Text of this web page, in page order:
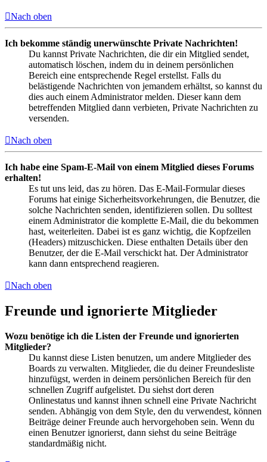
Nach oben
Ich bekomme ständig unerwünschte Private Nachrichten!
Du kannst Private Nachrichten, die dir ein Mitglied sendet,
automatisch löschen, indem du in deinem persönlichen
Bereich eine entsprechende Regel erstellst. Falls du
belästigende Nachrichten von jemandem erhältst, so kannst du
dies auch einem Administrator melden. Dieser kann dem
betreffenden Mitglied dann verbieten, Private Nachrichten zu
versenden.
Nach oben
Ich habe eine Spam-E-Mail von einem Mitglied dieses Forums
erhalten!
Es tut uns leid, das zu hören. Das E-Mail-Formular dieses
Forums hat einige Sicherheitsvorkehrungen, die Benutzer, die
solche Nachrichten senden, identifizieren sollen. Du solltest
einem Administrator die komplette E-Mail, die du bekommen
hast, weiterleiten. Dabei ist es ganz wichtig, die Kopfzeilen
(Headers) mitzuschicken. Diese enthalten Details über den
Benutzer, der die E-Mail verschickt hat. Der Administrator
kann dann entsprechend reagieren.
Nach oben
Freunde und ignorierte Mitglieder
Wozu benötige ich die Listen der Freunde und ignorierten
Mitglieder?
Du kannst diese Listen benutzen, um andere Mitglieder des
Boards zu verwalten. Mitglieder, die du deiner Freundesliste
hinzufügst, werden in deinem persönlichen Bereich für den
schnellen Zugriff aufgelistet. Du siehst dort deren
Onlinestatus und kannst ihnen schnell eine Private Nachricht
senden. Abhängig von dem Style, den du verwendest, können
Beiträge deiner Freunde auch hervorgehoben sein. Wenn du
einen Benutzer ignorierst, dann siehst du seine Beiträge
standardmäßig nicht.